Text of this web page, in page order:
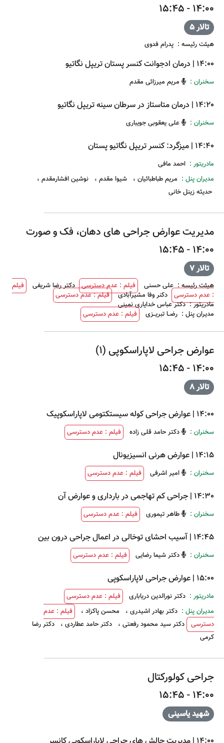
14:00 - 15:45
تالار 5
هیئت رئیسه : پدرام فدوی
14:00
| درمان ادجوانت کنسر پستان تریپل نگاتیو
سخنران : مریم میرزائی مقدم
14:20
| درمان متاستاز در سرطان سینه تریپل نگاتیو
سخنران : علی یعقوبی جویباری
14:40
| میزگرد: کنسر تریپل نگاتیو پستان
مادریتور : احمد مافی
مدیران پنل : مریم طباطبائیان ، شیوا مقدم ، نوشین افشارمقدم ،
حدیثه زینل خانی
مدیریت عوارض جراحی های دهان، فک و صورت
14:00 - 15:45
تالار 7
هیئت رئیسه : علی حسنی فیلم : عدم دسترسی دکتر رضا شریفی
فیلم
: عدم دسترسی
دکنر وفا مشیرآبادی
فیلم : عدم دسترسی
مادریتور : دکتر عباس خدایاری نمینی
مدیران پنل : رضــا تبریــزی فیلم : عدم دسترسی
عوارض جراحی لاپاراسکوپی (1)
14:00 - 15:45
تالار 8
14:00
| عوارض جراحی کوله سیستکتومی لاپاراسکوپیک
سخنران : دکتر حامد قلی زاده فیلم : عدم دسترسی
14:15
| عوارض هرنی انسیزیونال
سخنران : امیر اشرفی فیلم : عدم دسترسی
14:30
| جراحی کم تهاجمی در بارداری و عوارض آن
سخنران : طاهر تیموری فیلم : عدم دسترسی
14:45
| آسیب احشای توخالی در اعمال جراحی درون بین
سخنران : دکتر شیما رضایی فیلم : عدم دسترسی
15:00
| عوارض جراحی لاپاراسکوپی
مادریتور : دکتر نورالدین دریاباری
فیلم : عدم دسترسی
مدیران پنل : دکتر بهادر اشیدری ، محسن پاکزاد ،
فیلم : عدم
دسترسی
دکتر سید محمود رفعتی ، دکتر حامد عطاردی ،
دکتر رضا
کرمی
جراحی کولورکتال
14:00 - 15:45
شهید یاسینی